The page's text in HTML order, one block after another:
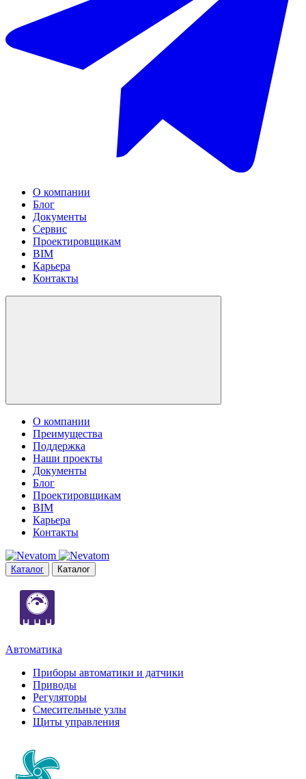
О компании
Блог
Документы
Сервис
Проектировщикам
BIM
Карьера
Контакты
О компании
Преимущества
Поддержка
Наши проекты
Документы
Блог
Проектировщикам
BIM
Карьера
Контакты
Каталог Каталог
Автоматика
Приборы автоматики и датчики
Приводы
Регуляторы
Смесительные узлы
Щиты управления